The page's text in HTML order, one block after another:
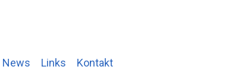
News Links Kontakt